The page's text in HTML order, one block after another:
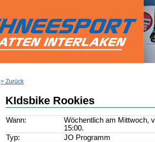
> Zurück
KIdsbike Rookies
Wann:
Wöchentlich am Mittwoch,
15:00.
Typ:
JO Programm